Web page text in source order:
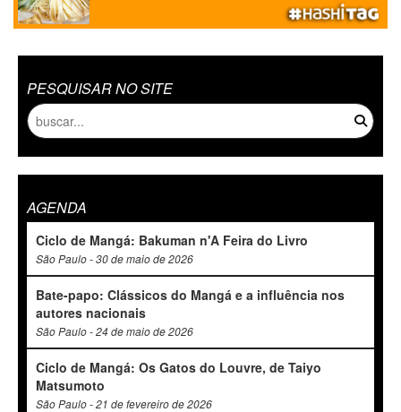
PESQUISAR NO SITE
AGENDA
Ciclo de Mangá: Bakuman n'A Feira do Livro
São Paulo - 30 de maio de 2026
Bate-papo: Clássicos do Mangá e a influência nos
autores nacionais
São Paulo - 24 de maio de 2026
Ciclo de Mangá: Os Gatos do Louvre, de Taiyo
Matsumoto
São Paulo - 21 de fevereiro de 2026